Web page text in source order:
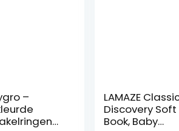
–
LAMAZE
Discovery Soft
Book, Baby